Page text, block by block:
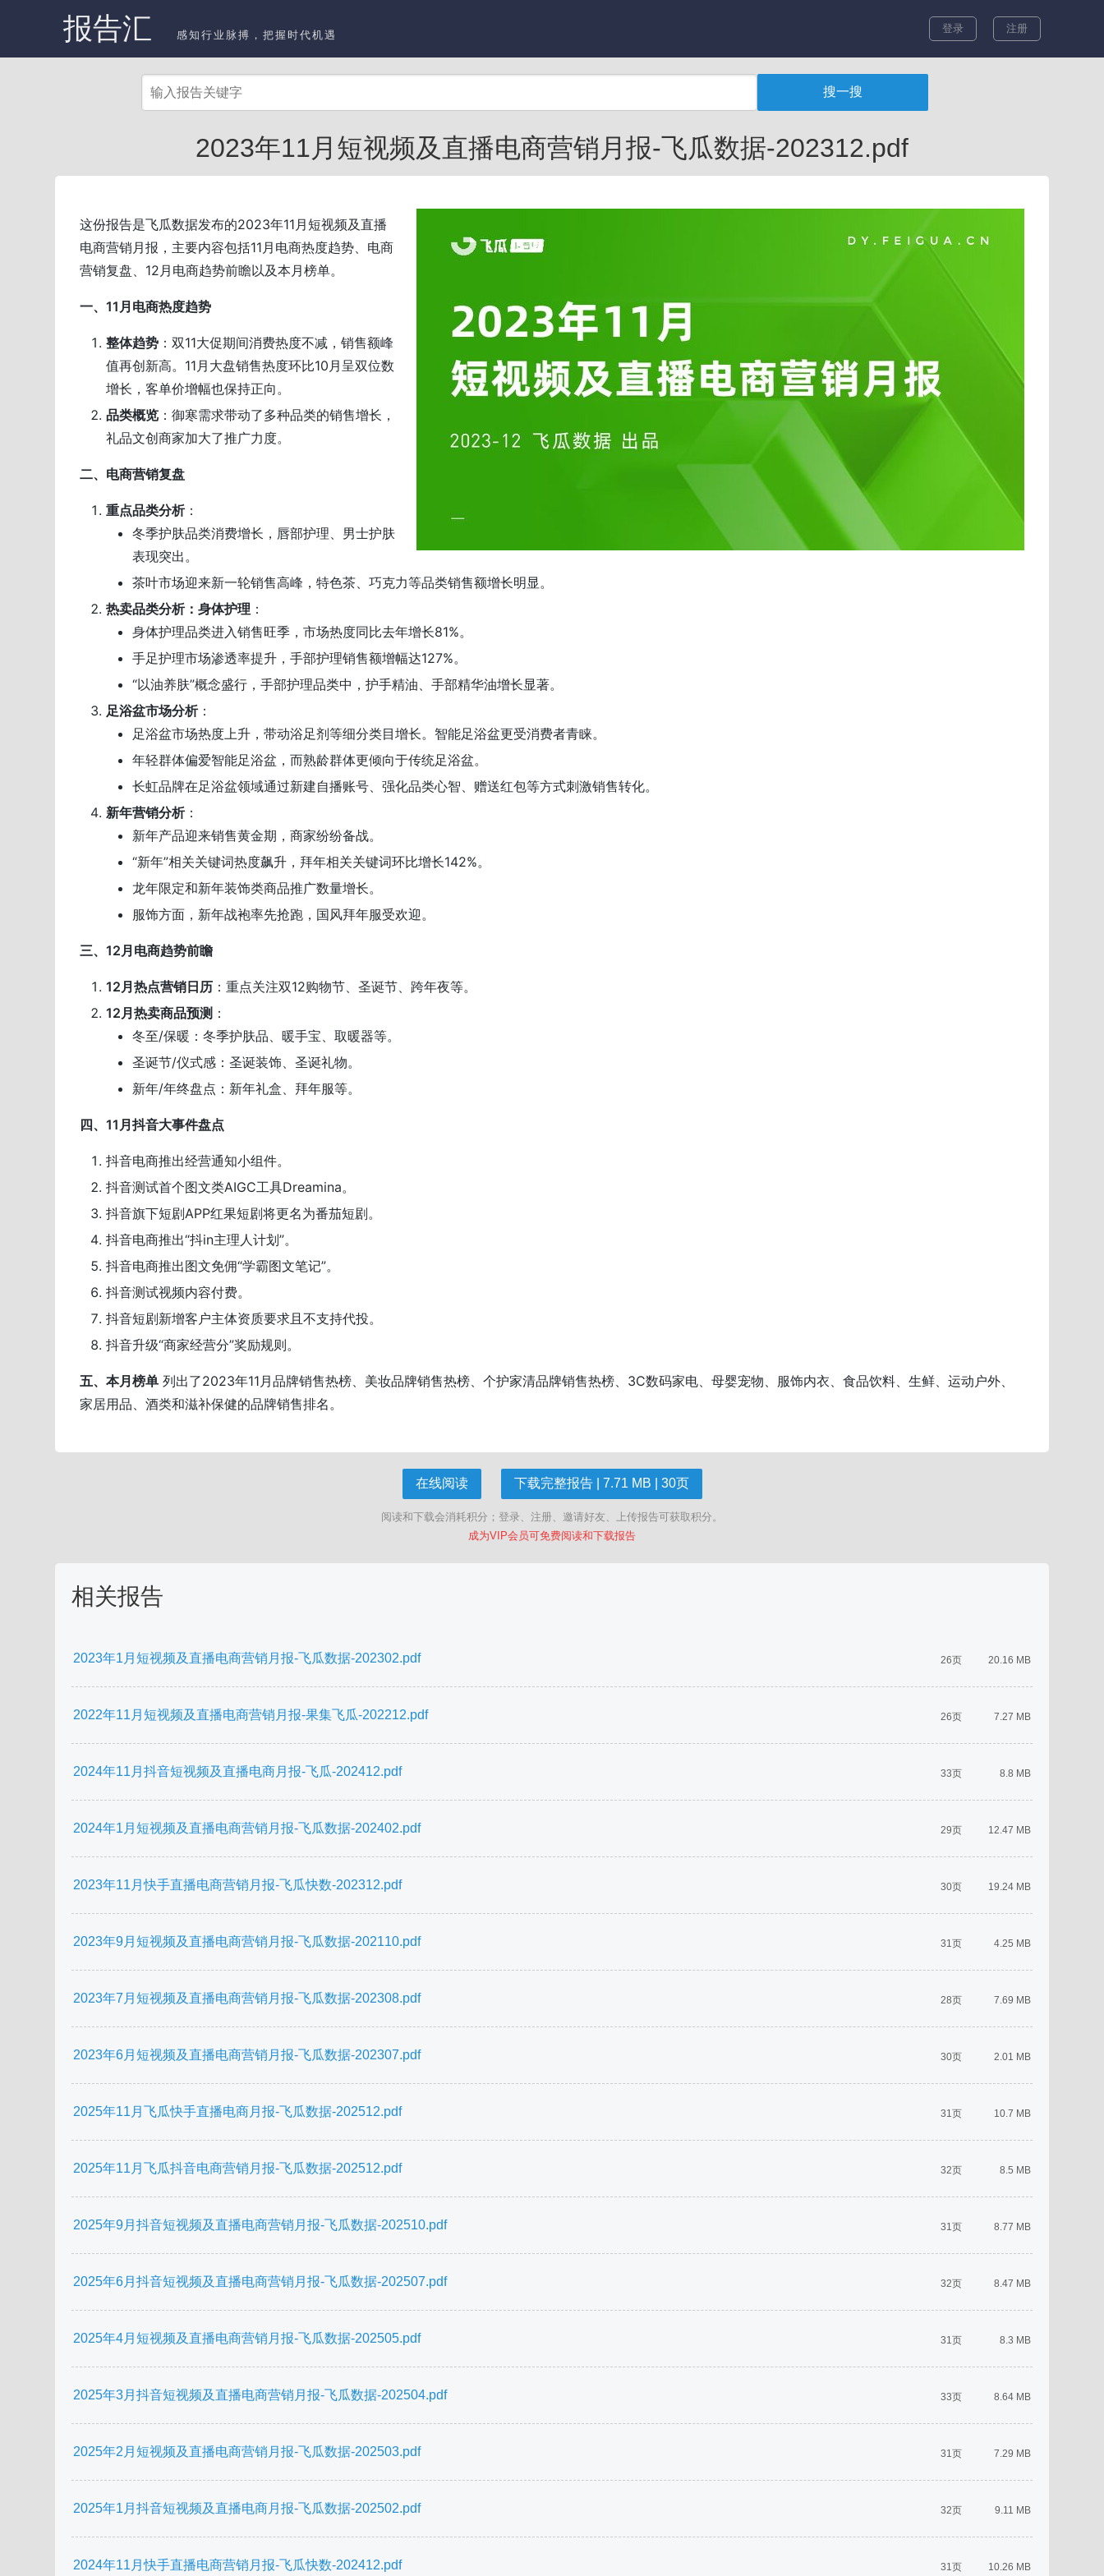
报告汇 感知行业脉搏，把握时代机遇
登录 注册
2023年11月短视频及直播电商营销月报-飞瓜数据-202312.pdf
这份报告是飞瓜数据发布的2023年11月短视频及直播
电商营销月报，主要内容包括11月电商热度趋势、电商
营销复盘、12月电商趋势前瞻以及本月榜单。
一、11月电商热度趋势
整体趋势 ：双11大促期间消费热度不减，销售额峰
值再创新高。11月大盘销售热度环比10月呈双位数
增长，客单价增幅也保持正向。
品类概览 ：御寒需求带动了多种品类的销售增长，
礼品文创商家加大了推广力度。
二、电商营销复盘
重点品类分析：
冬季护肤品类消费增长，唇部护理、男士护肤
表现突出。
茶叶市场迎来新一轮销售高峰，特色茶、巧克力等品类销售额增长明显。
热卖品类分析：身体护理 ：
身体护理品类进入销售旺季，市场热度同比去年增长81%。
手足护理市场渗透率提升，手部护理销售额增幅达127%。
“以油养肤”概念盛行，手部护理品类中，护手精油、手部精华油增长显著。
足浴盆市场分析：
足浴盆市场热度上升，带动浴足剂等细分类目增长。智能足浴盆更受消费者青睐。
年轻群体偏爱智能足浴盆，而熟龄群体更倾向于传统足浴盆。
长虹品牌在足浴盆领域通过新建自播账号、强化品类心智、赠送红包等方式刺激销售转化。
新年营销分析：
新年产品迎来销售黄金期，商家纷纷备战。
“新年”相关关键词热度飙升，拜年相关关键词环比增长142%。
龙年限定和新年装饰类商品推广数量增长。
服饰方面，新年战袍率先抢跑，国风拜年服受欢迎。
三、12月电商趋势前瞻
12月热点营销日历 ：重点关注双12购物节、圣诞节、跨年夜等。
12月热卖商品预测 ：
冬至/保暖：冬季护肤品、暖手宝、取暖器等。
圣诞节/仪式感：圣诞装饰、圣诞礼物。
新年/年终盘点：新年礼盒、拜年服等。
四、11月抖音大事件盘点
抖音电商推出经营通知小组件。
抖音测试首个图文类AIGC工具Dreamina。
抖音旗下短剧APP红果短剧将更名为番茄短剧。
抖音电商推出“抖in主理人计划”。
抖音电商推出图文免佣“学霸图文笔记”。
抖音测试视频内容付费。
抖音短剧新增客户主体资质要求且不支持代投。
抖音升级“商家经营分”奖励规则。
五、本月榜单 列出了2023年11月品牌销售热榜、美妆品牌销售热榜、个护家清品牌销售热榜、3C数码家电、母婴宠物、服饰内衣、食品饮料、生鲜、运动户外、
家居用品、酒类和滋补保健的品牌销售排名。
在线阅读 下载完整报告 | 7.71 MB | 30页
阅读和下载会消耗积分；登录、注册、邀请好友、上传报告可获取积分。
成为VIP会员可免费阅读和下载报告
相关报告
20.16 MB
26页
2023年1月短视频及直播电商营销月报-飞瓜数据-202302.pdf
7.27 MB
26页
2022年11月短视频及直播电商营销月报-果集飞瓜-202212.pdf
8.8 MB
33页
2024年11月抖音短视频及直播电商月报-飞瓜-202412.pdf
12.47 MB
29页
2024年1月短视频及直播电商营销月报-飞瓜数据-202402.pdf
19.24 MB
30页
2023年11月快手直播电商营销月报-飞瓜快数-202312.pdf
4.25 MB
31页
2023年9月短视频及直播电商营销月报-飞瓜数据-202110.pdf
7.69 MB
28页
2023年7月短视频及直播电商营销月报-飞瓜数据-202308.pdf
2.01 MB
30页
2023年6月短视频及直播电商营销月报-飞瓜数据-202307.pdf
10.7 MB
31页
2025年11月飞瓜快手直播电商月报-飞瓜数据-202512.pdf
8.5 MB
32页
2025年11月飞瓜抖音电商营销月报-飞瓜数据-202512.pdf
8.77 MB
31页
2025年9月抖音短视频及直播电商营销月报-飞瓜数据-202510.pdf
8.47 MB
32页
2025年6月抖音短视频及直播电商营销月报-飞瓜数据-202507.pdf
8.3 MB
31页
2025年4月短视频及直播电商营销月报-飞瓜数据-202505.pdf
8.64 MB
33页
2025年3月抖音短视频及直播电商营销月报-飞瓜数据-202504.pdf
7.29 MB
31页
2025年2月短视频及直播电商营销月报-飞瓜数据-202503.pdf
9.11 MB
32页
2025年1月抖音短视频及直播电商月报-飞瓜数据-202502.pdf
10.26 MB
31页
2024年11月快手直播电商营销月报-飞瓜快数-202412.pdf